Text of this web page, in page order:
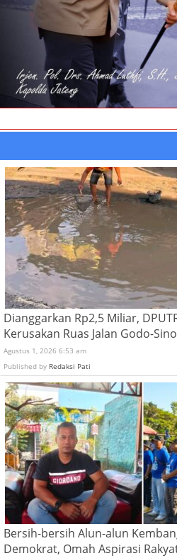
Dianggarkan Rp2,5 Miliar,
Kerusakan Ruas Jalan Godo-
Agustus 1, 2026 6:53 am
Published by Redaksi Pati
Bersih-bersih Alun-alun
Demokrat, Omah Aspirasi